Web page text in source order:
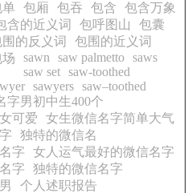
包厢 包吞 包含
包含万象
含的近义词 包呼图山
包囊
的反义词
包围的近义词
sawn saw palmetto saws
saw set saw-toothed
sawyers saw–toothed
字男初中生400个
可爱
女生微信名字简单大气
独特的微信名
字
女人运气最好的微信名字
字
独特的微信名字
个人述职报告